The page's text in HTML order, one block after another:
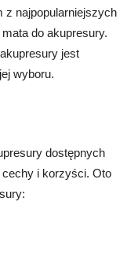
z najpopularniejszych
do akupresury.
jest
wyboru.
dostępnych
i korzyści. Oto